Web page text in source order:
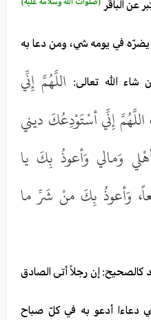
عن الباقر
يضرّه في يومه شي، ومن دعا به
الله تعالى: اللَّهُمَّ إِنِّي
إِنِّي أسْتَوْدِعُكَ ديني
وَمالي وَأعوذُ بِكَ يا
وَأعوذُ بِكَ منْ شَرِّ ما
كالصحيح: إن رجلاً أتى الصادق
دعاءا أدعو به في كلّ صباح